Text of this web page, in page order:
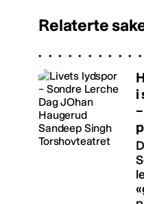
Relaterte
i